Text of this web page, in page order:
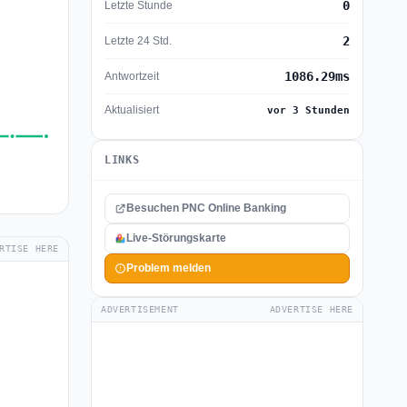
HERE
Letzte Stunde 0
Letzte 24 Std. 2
Antwortzeit 1086.29ms
Aktualisiert vor 3 Stunden
LINKS
Besuchen PNC Online Banking
Live-Störungskarte
Problem melden
ADVERTISEMENT ADVERTISE HERE